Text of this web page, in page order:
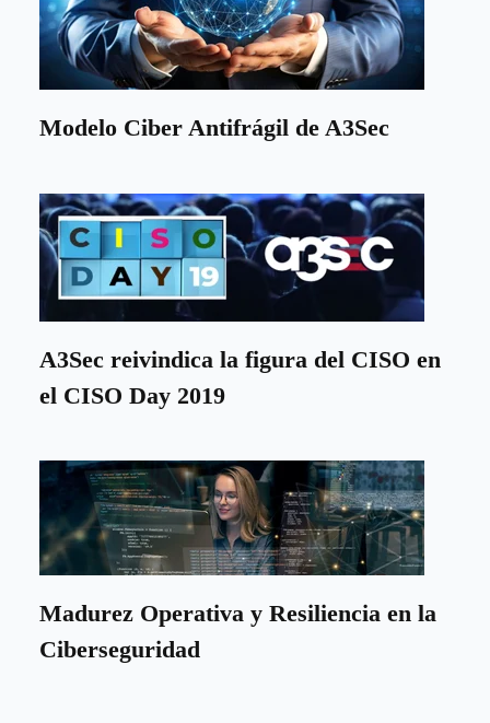
Modelo Ciber Antifrágil de A3Sec
A3Sec reivindica la figura del CISO en
el CISO Day 2019
Madurez Operativa y Resiliencia en la
Ciberseguridad